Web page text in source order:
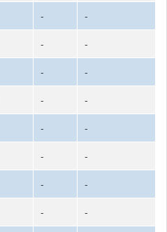
-
-
-
-
-
-
-
-
-
-
-
-
-
-
-
-